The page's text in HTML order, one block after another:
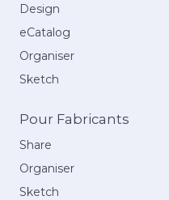
Design
eCatalog
Organiser
Sketch
Pour Fabricants
Share
Organiser
Sketch